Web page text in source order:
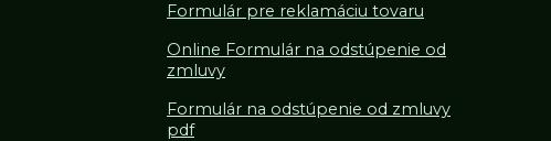
Formulár pre reklamáciu tovaru
Online Formulár na odstúpenie od
zmluvy
Formulár na odstúpenie od zmluvy
pdf